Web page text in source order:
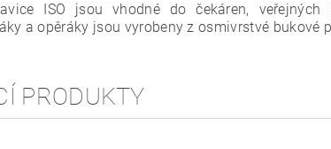
ISO jsou vhodné do čekáren,
a opěráky jsou vyrobeny z osmivrstvé bukové
PRODUKTY